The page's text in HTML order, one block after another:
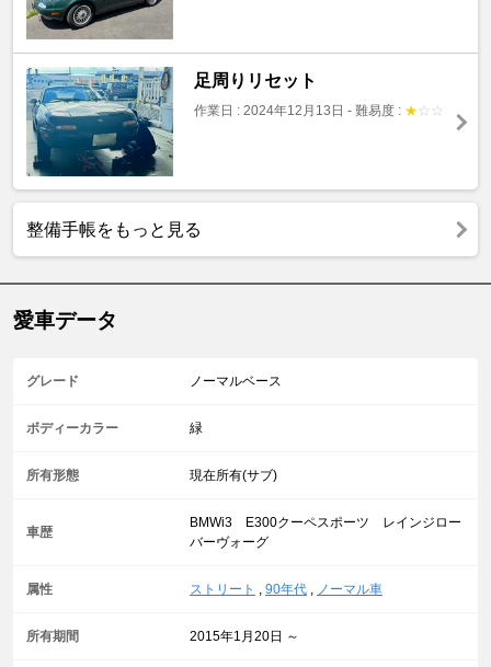
足周りリセット
作業日 : 2024年12月13日 - 難易度 : ★ ☆ ☆
整備手帳をもっと見る
愛車データ
グレード ノーマルベース
ボディーカラー 緑
所有形態 現在所有(サブ)
車歴
BMWi3 E300クーペスポーツ レインジロー
バーヴォーグ
属性 ストリート , 90年代 , ノーマル車
所有期間 2015年1月20日 ～